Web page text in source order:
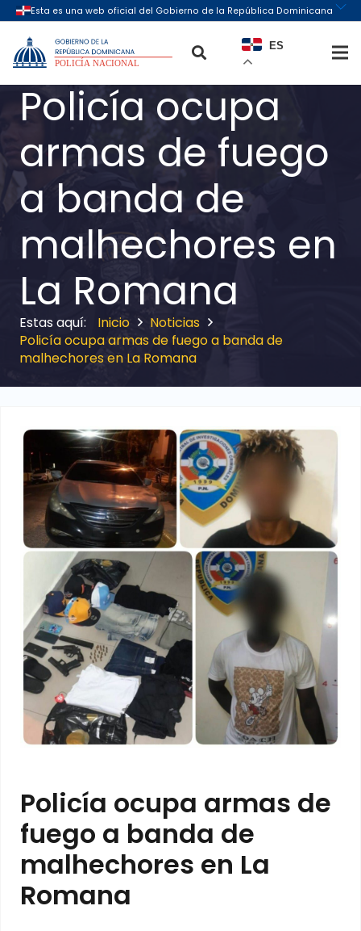
ES
Policía ocupa
armas de fuego
a banda de
malhechores en
La Romana
Inicio
Noticias
Policía ocupa armas de fuego a banda de
malhechores en La Romana
Policía ocupa armas de
fuego a banda de
malhechores en La
Romana